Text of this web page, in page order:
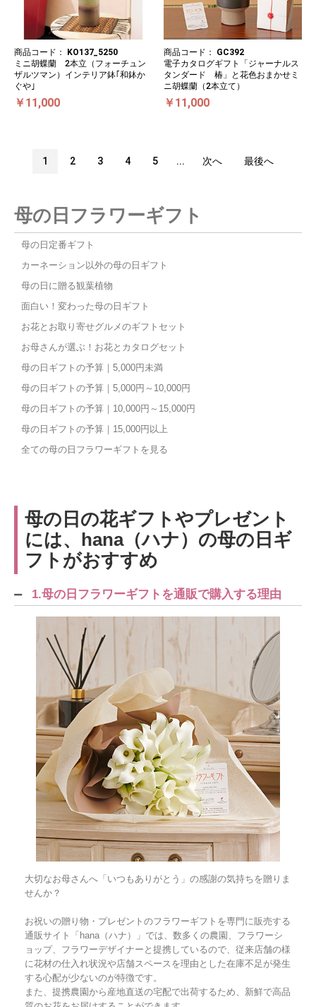
商品コード：
KO137_5250
ミニ胡蝶蘭 2本立（フォーチュン
ザルツマン）インテリア鉢｢和鉢か
ぐや｣
￥11,000
商品コード： GC392
電子カタログギフト「ジャーナルス
タンダード 椿」と花色おまかせミ
ニ胡蝶蘭（2本立て）
￥11,000
1 2 3 4 5 ... 次へ 最後へ
母の日フラワーギフト
母の日定番ギフト
カーネーション以外の母の日ギフト
母の日に贈る観葉植物
面白い！変わった母の日ギフト
お花とお取り寄せグルメのギフトセット
お母さんが選ぶ！お花とカタログセット
母の日ギフトの予算｜5,000円未満
母の日ギフトの予算｜5,000円～10,000円
母の日ギフトの予算｜10,000円～15,000円
母の日ギフトの予算｜15,000円以上
全ての母の日フラワーギフトを見る
母の日の花ギフトやプレゼント
には、hana（ハナ）の母の日ギ
フトがおすすめ
1.母の日フラワーギフトを通販で購入する理由
大切なお母さんへ「いつもありがとう」の感謝の気持ちを贈りま
せんか？
お祝いの贈り物・プレゼントのフラワーギフトを専門に販売する
通販サイト「hana（ハナ）」では、数多くの農園、フラワーシ
ョップ、フラワーデザイナーと提携しているので、従来店舗の様
に花材の仕入れ状況や店舗スペースを理由とした在庫不足が発生
する心配が少ないのが特徴です。
また、提携農園から産地直送の宅配で出荷するため、新鮮で高品